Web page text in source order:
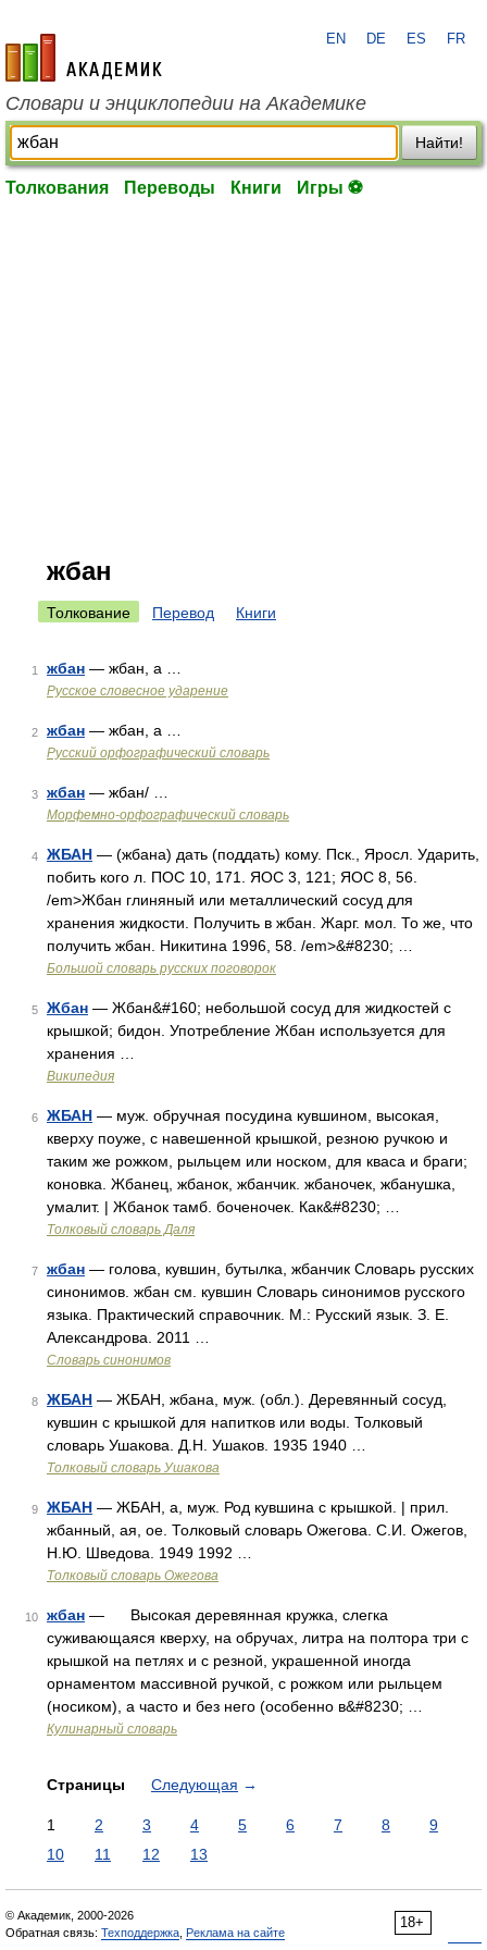
academic.ru
EN DE ES FR
Словари и энциклопедии на Академике
Найти!
Толкования Переводы Книги Игры ⚽
жбан
Толкование Перевод Книги
1 жбан — жбан, а …
Русское словесное ударение
2 жбан — жбан, а …
Русский орфографический словарь
3 жбан — жбан/ …
Морфемно-орфографический словарь
4 ЖБАН — (жбана) дать (поддать) кому. Пск., Яросл. Ударить,
побить кого л. ПОС 10, 171. ЯОС 3, 121; ЯОС 8, 56.
/em>Жбан глиняный или металлический сосуд для
хранения жидкости. Получить в жбан. Жарг. мол. То же, что
получить жбан. Никитина 1996, 58. /em>&#8230; …
Большой словарь русских поговорок
5 Жбан — Жбан&#160; небольшой сосуд для жидкостей с
крышкой; бидон. Употребление Жбан используется для
хранения …
Википедия
6 ЖБАН — муж. обручная посудина кувшином, высокая,
кверху поуже, с навешенной крышкой, резною ручкою и
таким же рожком, рыльцем или носком, для кваса и браги;
коновка. Жбанец, жбанок, жбанчик. жбаночек, жбанушка,
умалит. | Жбанок тамб. боченочек. Как&#8230; …
Толковый словарь Даля
7 жбан — голова, кувшин, бутылка, жбанчик Словарь русских
синонимов. жбан см. кувшин Словарь синонимов русского
языка. Практический справочник. М.: Русский язык. З. Е.
Александрова. 2011 …
Словарь синонимов
8 ЖБАН — ЖБАН, жбана, муж. (обл.). Деревянный сосуд,
кувшин с крышкой для напитков или воды. Толковый
словарь Ушакова. Д.Н. Ушаков. 1935 1940 …
Толковый словарь Ушакова
9 ЖБАН — ЖБАН, а, муж. Род кувшина с крышкой. | прил.
жбанный, ая, ое. Толковый словарь Ожегова. С.И. Ожегов,
Н.Ю. Шведова. 1949 1992 …
Толковый словарь Ожегова
10 жбан — Высокая деревянная кружка, слегка
суживающаяся кверху, на обручах, литра на полтора три с
крышкой на петлях и с резной, украшенной иногда
орнаментом массивной ручкой, с рожком или рыльцем
(носиком), а часто и без него (особенно в&#8230; …
Кулинарный словарь
Страницы Следующая →
1 2 3 4 5 6 7 8
9
10
11 12 13
18+
© Академик, 2000-2026
Обратная связь: Техподдержка Реклама на сайте